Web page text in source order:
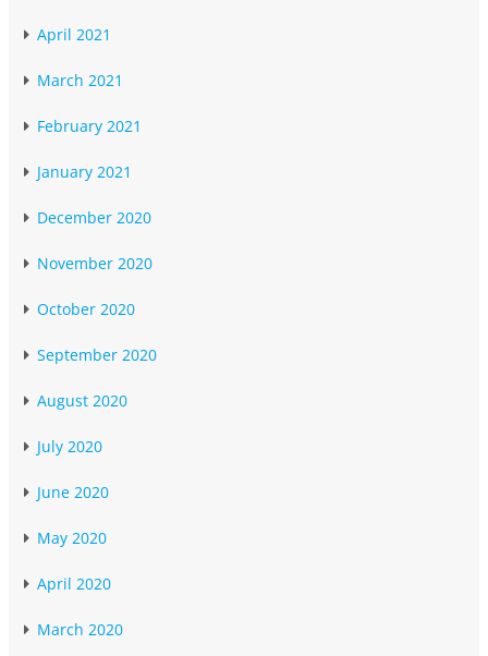
April 2021
March 2021
February 2021
January 2021
December 2020
November 2020
October 2020
September 2020
August 2020
July 2020
June 2020
May 2020
April 2020
March 2020